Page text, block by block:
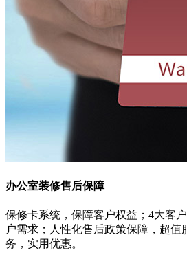
办公室装修售后保障
保修卡系统，保障客户权益；4大客
户需求；人性化售后政策保障，超值
务，实用优惠。